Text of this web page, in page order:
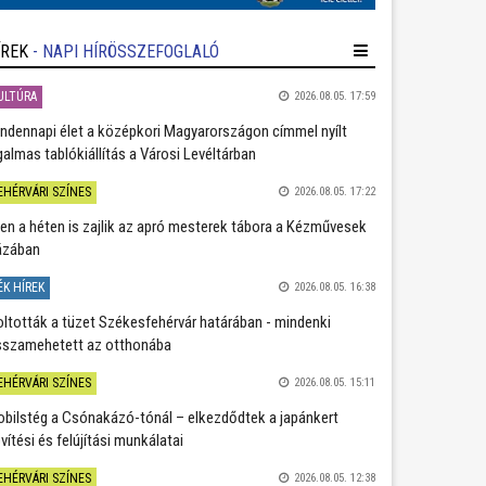
- NAPI HÍRÖSSZEFOGLALÓ
2026.08.05. 17:59
élet a középkori Magyarországon címmel nyílt
tablókiállítás a Városi Levéltárban
SZÍNES 2026.08.05. 17:22
a héten is zajlik az apró mesterek tábora a Kézművesek
HÍREK 2026.08.05. 16:38
a tüzet Székesfehérvár határában - mindenki
az otthonába
SZÍNES 2026.08.05. 15:11
a Csónakázó-tónál – elkezdődtek a japánkert
és felújítási munkálatai
SZÍNES 2026.08.05. 12:38